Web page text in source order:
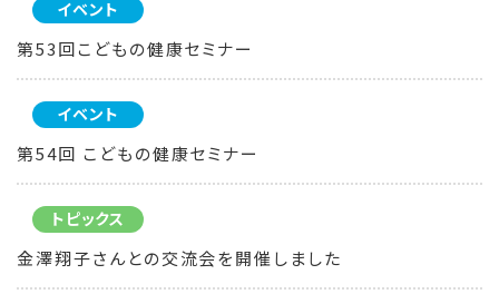
イベント
第53回こどもの健康セミナー
イベント
第54回 こどもの健康セミナー
トピックス
金澤翔子さんとの交流会を開催しました